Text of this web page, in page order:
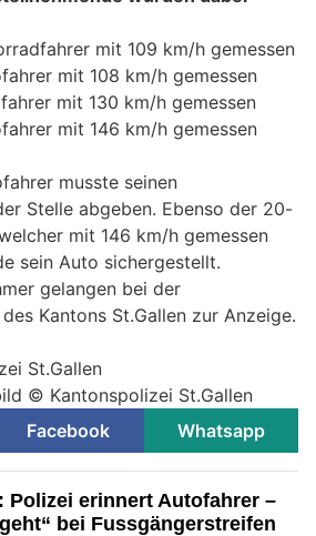
mit 109 km/h gemessen
mit 108 km/h gemessen
mit 130 km/h gemessen
mit 146 km/h gemessen
musste seinen
Stelle abgeben. Ebenso der 20-
mit 146 km/h gemessen
sein Auto sichergestellt.
gelangen bei der
Kantons St.Gallen zur Anzeige.
St.Gallen
© Kantonspolizei St.Gallen
Facebook Whatsapp
Polizei erinnert Autofahrer –
bei Fussgängerstreifen